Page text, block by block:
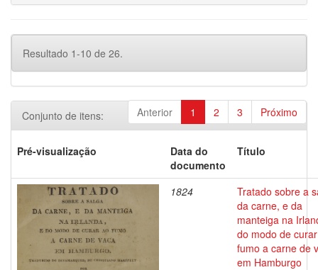
Resultado 1-10 de 26.
Anterior 1 2 3 Próximo
Conjunto de itens:
Pré-visualização
Data do
documento
Título
1824
Tratado sobre a
da carne, e da
manteiga na
do modo de
fumo a carne de
em Hamburgo